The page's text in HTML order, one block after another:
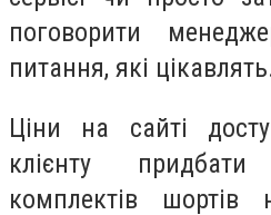
поговорити
питання, які
Ціни на сайті
клієнту
комплектів шортів